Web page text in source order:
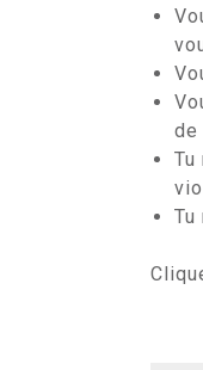
de
Tu
Tu